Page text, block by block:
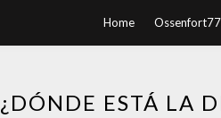
Home
¿DÓNDE ESTÁ LA